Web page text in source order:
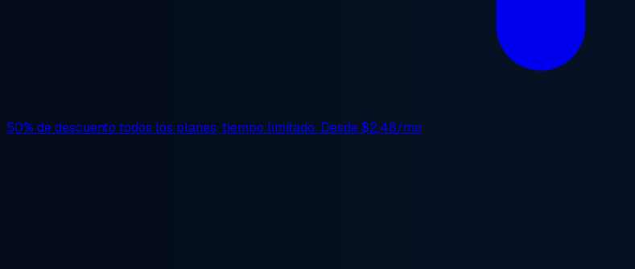
50% de descuento todos los planes, tiempo limitado. Desde$2.48/mo